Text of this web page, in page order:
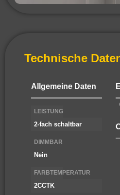
Technische
Allgemeine Daten
LEISTUNG
2-fach schaltbar
DIMMBAR
Nein
FARBTEMPERATUR
2CCTK